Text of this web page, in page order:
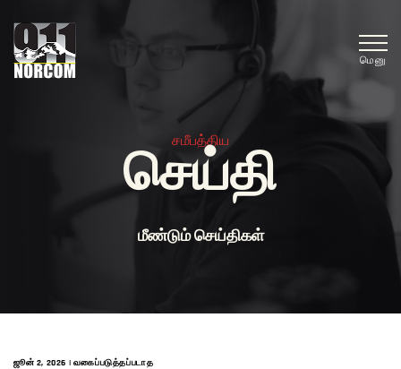
மெனு
சமீபத்திய
செய்தி
மீண்டும் செய்திகள்
ஜூன் 2, 2026 | வகைப்படுத்தப்படாத